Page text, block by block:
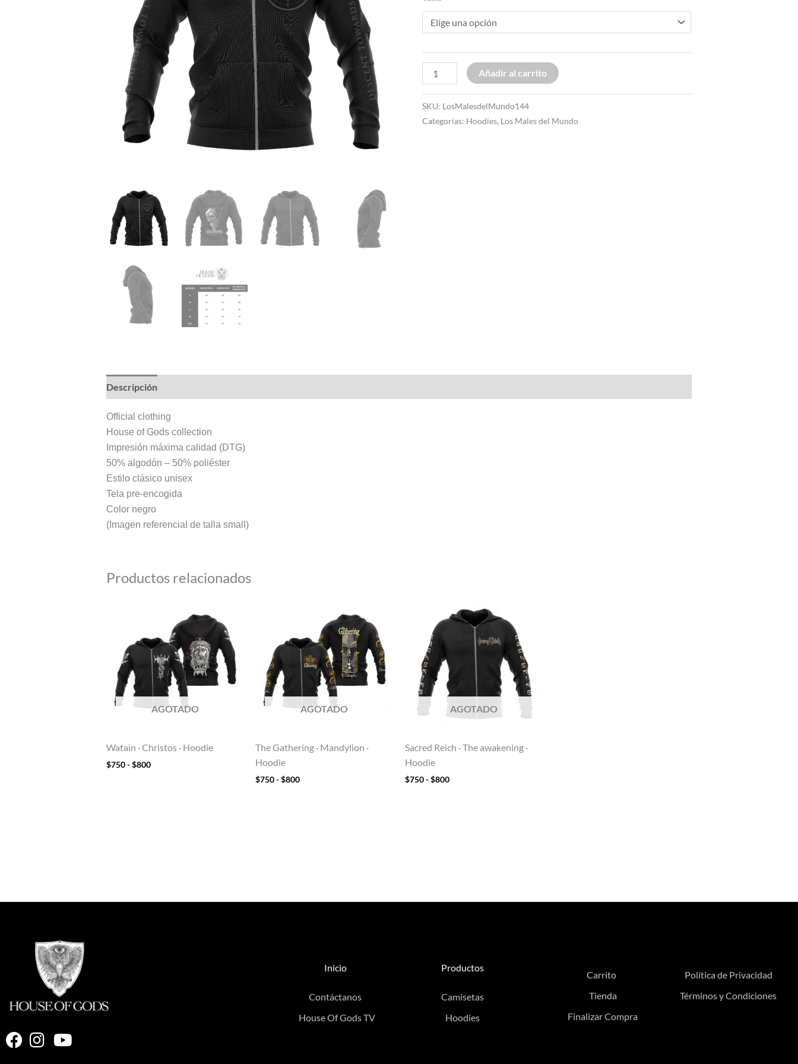
·
Hoodie
Añadir al carrito
SKU: LosMalesdelMundo144
Categorías: Hoodies, Los Males del Mundo
Descripción
Official clothing
House of Gods collection
Impresión máxima calidad (DTG)
50% algodón – 50% poliéster
Estilo clásico unisex
Tela pre-encogida
Color negro
(Imagen referencial de talla small)
Productos relacionados
AGOTADO
Watain · Christos · Hoodie
$750-$800
precios:
desde
$750
hasta
$800
AGOTADO
The Gathering · Mandylion ·
Hoodie
$750-$800
precios:
desde
$750
hasta
$800
AGOTADO
Sacred Reich · The awakening ·
Hoodie
$750-$800
de
precios:
Inicio
Contáctanos
House Of Gods TV
Productos
Camisetas
Hoodies
Carrito
Tienda
Finalizar Compra
Política de Privacidad
Términos y Condiciones